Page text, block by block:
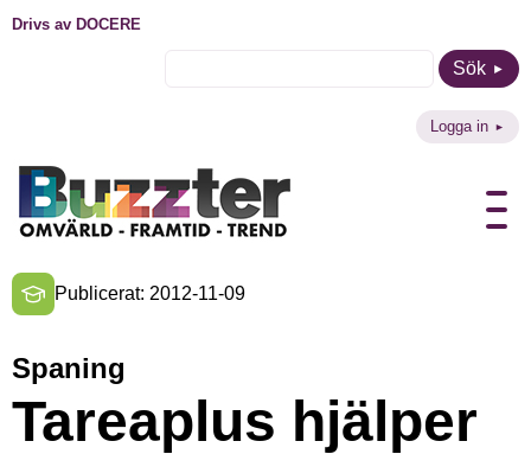
Drivs av DOCERE
Sök
Logga in
Publicerat: 2012-11-09
Spaning
Tareaplus hjälper